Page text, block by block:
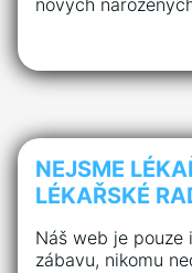
nových
NEJSME
LÉKAŘSKÉ
Náš web je
zábavu, nikomu